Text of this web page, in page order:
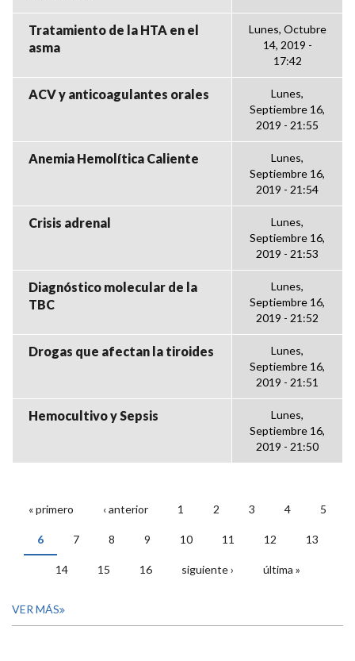
Tratamiento de la HTA en el
asma
Lunes, Octubre
14, 2019 -
17:42
ACV y anticoagulantes orales
Lunes,
Septiembre 16,
2019 - 21:55
Anemia Hemolítica Caliente
Lunes,
Septiembre 16,
2019 - 21:54
Crisis adrenal
Lunes,
Septiembre 16,
2019 - 21:53
Diagnóstico molecular de la
TBC
Lunes,
Septiembre 16,
2019 - 21:52
Drogas que afectan la tiroides
Lunes,
Septiembre 16,
2019 - 21:51
Hemocultivo y Sepsis
Lunes,
Septiembre 16,
2019 - 21:50
PÁGINAS
« primero ‹ anterior 1 2 3 4 5
6 7 8 9 10 11 12 13
14 15 16 siguiente › última »
VER MÁS